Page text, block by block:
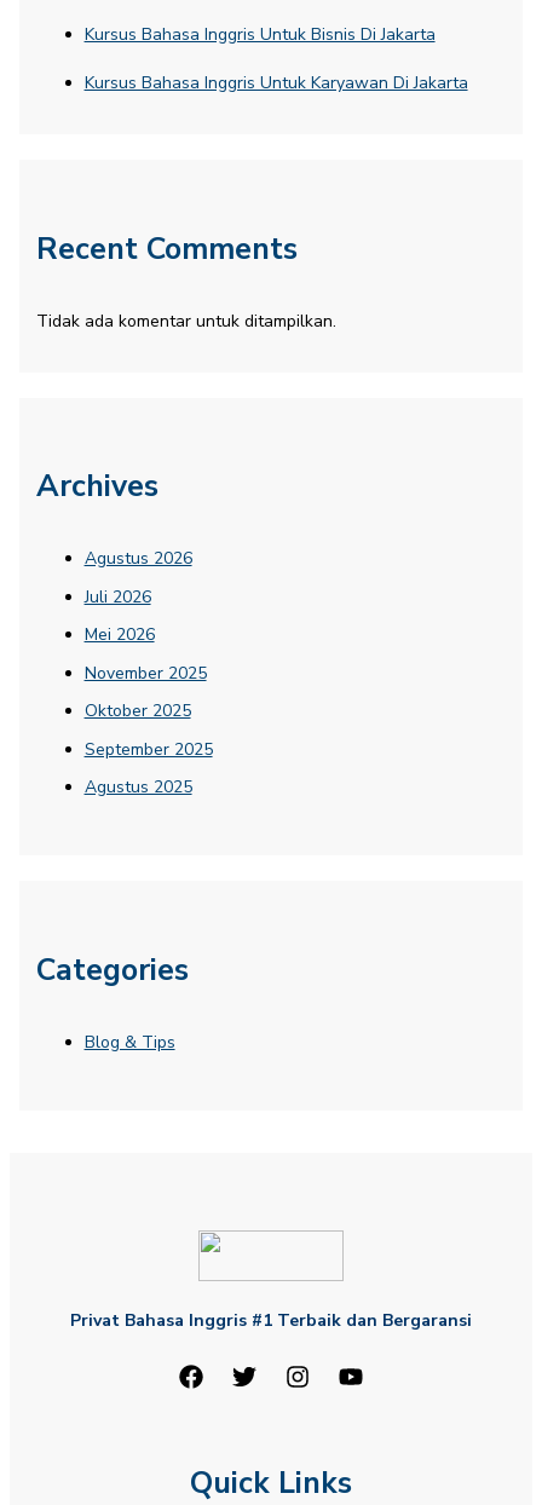
Kursus Bahasa Inggris Untuk Bisnis Di Jakarta
Kursus Bahasa Inggris Untuk Karyawan Di Jakarta
Recent Comments
Tidak ada komentar untuk ditampilkan.
Archives
Agustus 2026
Juli 2026
Mei 2026
November 2025
Oktober 2025
September 2025
Agustus 2025
Categories
Blog & Tips
Privat Bahasa Inggris #1 Terbaik dan Bergaransi
Quick Links